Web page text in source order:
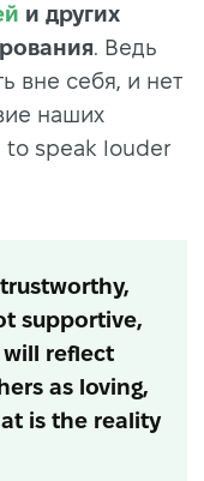
и других
. Ведь
вне себя, и нет
наших
to speak louder
supportive,
will reflect
as loving,
is the reality